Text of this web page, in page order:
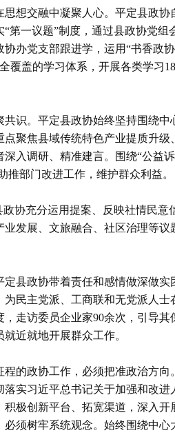
想交融中凝聚人心。平定县政协
第一议题”制度，通过县政协党组
办党支部跟进学，运用“书香政
盖的学习体系，开展各类学习
识。平定县政协始终坚持围绕中
聚焦县域传统特色产业提质升级
入调研、精准建言。围绕“公益
推部门改进工作，维护群众利益。
协充分运用提案、反映社情民意
发展、文旅融合、社区治理等议
县政协带着责任和感情做深做实
民主党派、工商联和无党派人士
走访委员企业家90余次，引导其
近就地开展群众工作。
的政协工作，必须把准政治方向
实习近平总书记关于加强和改进
极创新平台、拓宽渠道，深入开
须树牢系统观念。始终围绕中心